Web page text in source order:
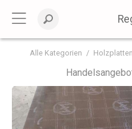
Alle Kategorien Holzplatten